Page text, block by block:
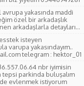
yakasında maddi
özel bir arkadaşlık
arkadaşlarla detayları...
isteyen
varupa yakasındayım..
telegram : hektor_01
nbr iyimisin
tepsi parkinda buluşalım
evlenmek istiyorum